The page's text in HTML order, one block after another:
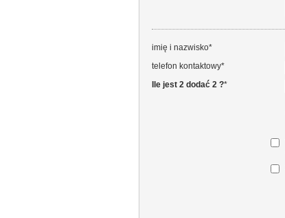
imię i nazwisko*
telefon kontaktowy*
Ile jest 2 dodać 2 ?*